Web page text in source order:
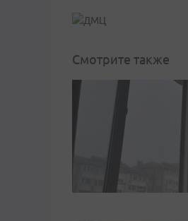
Смотрите также